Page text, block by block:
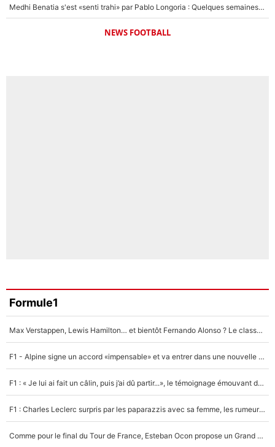
Medhi Benatia s'est «senti trahi» par Pablo Longoria : Quelques semaines après son départ, l'ancien directeur de football de l'OM règle ses comptes
NEWS FOOTBALL
Formule1
Max Verstappen, Lewis Hamilton… et bientôt Fernando Alonso ? Le classement des pilotes les mieux payés en Formule 1 risque de changer !
F1 - Alpine signe un accord «impensable» et va entrer dans une nouvelle dimension : Grande nouvelle pour Pierre Gasly !
F1 : « Je lui ai fait un câlin, puis j’ai dû partir...», le témoignage émouvant de Max Verstappen sur sa fille
F1 : Charles Leclerc surpris par les paparazzis avec sa femme, les rumeurs étaient vraies !
Comme pour le final du Tour de France, Esteban Ocon propose un Grand Prix de Formule 1 à Paris : «Autour de l’Arc de Triomphe, ce serait génial» !